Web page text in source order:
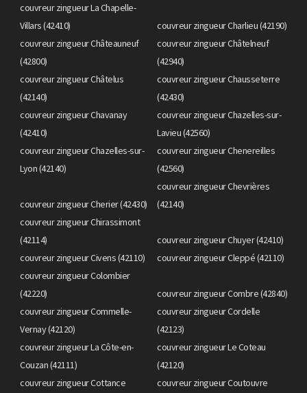
couvreur zingueur La Chapelle-
Villars (42410)
couvreur zingueur Charlieu (42190)
couvreur zingueur Châteauneuf
(42800)
couvreur zingueur Châtelneuf
(42940)
couvreur zingueur Châtelus
(42140)
couvreur zingueur Chausseterre
(42430)
couvreur zingueur Chavanay
(42410)
couvreur zingueur Chazelles-sur-
Lavieu (42560)
couvreur zingueur Chazelles-sur-
Lyon (42140)
couvreur zingueur Chenereilles
(42560)
couvreur zingueur Cherier (42430)
couvreur zingueur Chevrières
(42140)
couvreur zingueur Chirassimont
(42114)
couvreur zingueur Chuyer (42410)
couvreur zingueur Civens (42110)
couvreur zingueur Cleppé (42110)
couvreur zingueur Colombier
(42220)
couvreur zingueur Combre (42840)
couvreur zingueur Commelle-
Vernay (42120)
couvreur zingueur Cordelle
(42123)
couvreur zingueur La Côte-en-
Couzan (42111)
couvreur zingueur Le Coteau
(42120)
couvreur zingueur Cottance
couvreur zingueur Coutouvre